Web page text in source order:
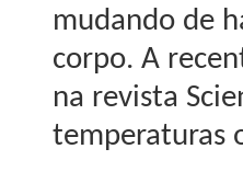
mudando de
corpo. A
na revista
temperaturas